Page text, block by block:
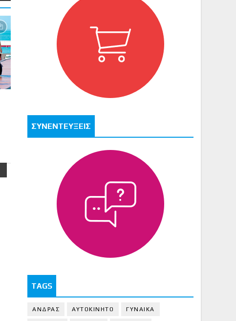
ΣΥΝΕΝΤΕΥΞΕΙΣ
TAGS
ΑΝΔΡΑΣ ΑΥΤΟΚΙΝΗΤΟ ΓΥΝΑΙΚΑ